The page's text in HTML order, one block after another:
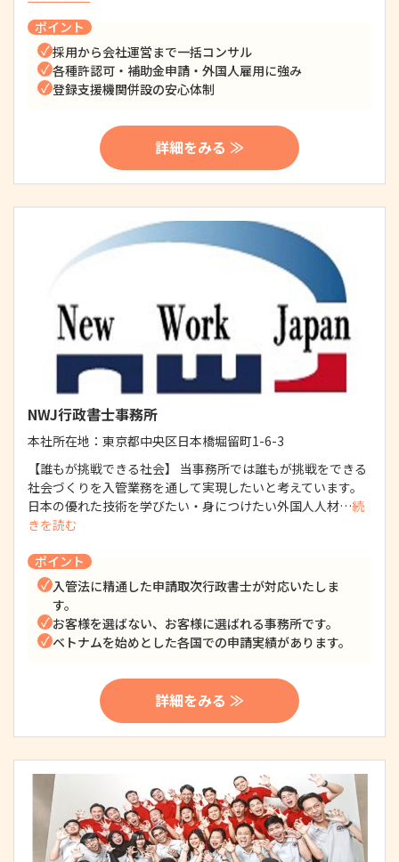
ポイント
採用から会社運営まで一括コンサル
各種許認可・補助金申請・外国人雇用に強み
登録支援機関併設の安心体制
詳細をみる ≫
NWJ行政書士事務所
本社所在地： 東京都中央区日本橋堀留町1-6-3
【誰もが挑戦できる社会】 当事務所では誰もが挑戦をできる
社会づくりを入管業務を通して実現したいと考えています。
日本の優れた技術を学びたい・身につけたい外国人人材…続
きを読む
ポイント
入管法に精通した申請取次行政書士が対応いたしま
す。
お客様を選ばない、お客様に選ばれる事務所です。
ベトナムを始めとした各国での申請実績があります。
詳細をみる ≫